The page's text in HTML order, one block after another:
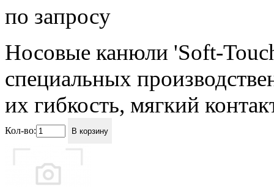
по запросу
Носовые канюли 'Soft-
специальных
их гибкость, мягкий
Кол-во: В корзину